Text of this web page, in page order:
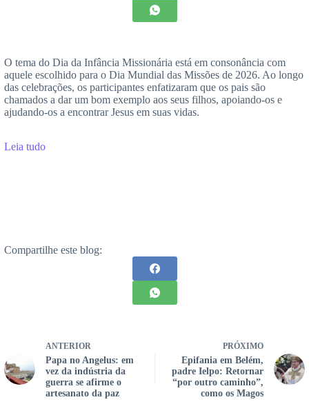
O tema do Dia da Infância Missionária está em consonância com
aquele escolhido para o Dia Mundial das Missões de 2026. Ao longo
das celebrações, os participantes enfatizaram que os pais são
chamados a dar um bom exemplo aos seus filhos, apoiando-os e
ajudando-os a encontrar Jesus em suas vidas.
Leia tudo
Compartilhe este blog:
ANTERIOR
Papa no Angelus: em
vez da indústria da
guerra se afirme o
artesanato da paz
PRÓXIMO
Epifania em Belém,
padre Ielpo: Retornar
“por outro caminho”,
como os Magos